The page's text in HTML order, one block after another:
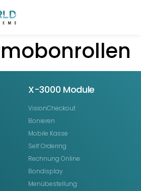
X-3000 Module
VisionCheckout
Bonieren
Mobile Kasse
Self Ordering
Rechnung Online
Bondisplay
Menübestellung